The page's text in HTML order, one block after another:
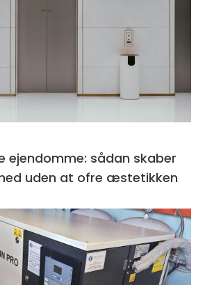
ejendomme: sådan skaber
uden at ofre æstetikken